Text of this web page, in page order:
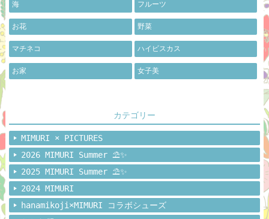
海 フルーツ
お花 野菜
マチネコ ハイビスカス
お家 女子美
カテゴリー
MIMURI × PICTURES
2026 MIMURI Summer ⛱️✨
2025 MIMURI Summer ⛱️✨
2024 MIMURI
hanamikoji×MIMURI コラボシューズ